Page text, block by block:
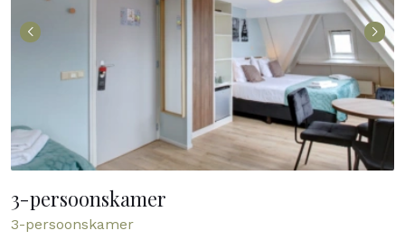
3-persoonskamer
3-persoonskamer